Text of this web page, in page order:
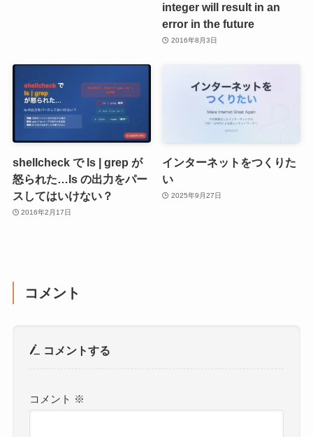
integer will result in an
error in the future
2016年8月3日
shellcheck で ls | grep が
怒られた…ls の出力をパー
スしてはいけない？
2016年2月17日
インターネットをつくりた
い
2025年9月27日
コメント
コメントする
コメント ※